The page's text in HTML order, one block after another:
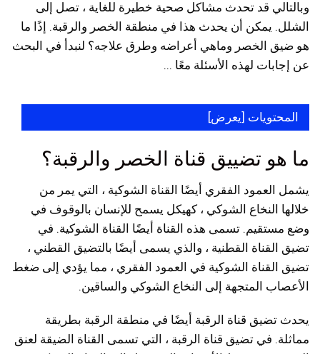
وبالتالي قد تحدث مشاكل صحية خطيرة للغاية ، تصل إلى
الشلل. يمكن أن يحدث هذا في منطقة الخصر والرقبة. إذًا ما
هو ضيق الخصر وماهي أعراضه وطرق علاجه؟ لنبدأ في البحث
عن إجابات لهذه الأسئلة معًا ...
المحتويات [يعرض]
ما هو تضييق قناة الخصر والرقبة؟
يشمل العمود الفقري أيضًا القناة الشوكية ، التي يمر من
خلالها النخاع الشوكي ، كهيكل يسمح للإنسان بالوقوف في
وضع مستقيم. تسمى هذه القناة أيضًا القناة الشوكية. في
تضيق القناة القطنية ، والذي يسمى أيضًا بالتضيق القطني ،
تضيق القناة الشوكية في العمود الفقري ، مما يؤدي إلى ضغط
الأعصاب المتجهة إلى النخاع الشوكي والساقين.
يحدث تضيق قناة الرقبة أيضًا في منطقة الرقبة بطريقة
مماثلة. في تضيق قناة الرقبة ، التي تسمى القناة الضيقة لعنق